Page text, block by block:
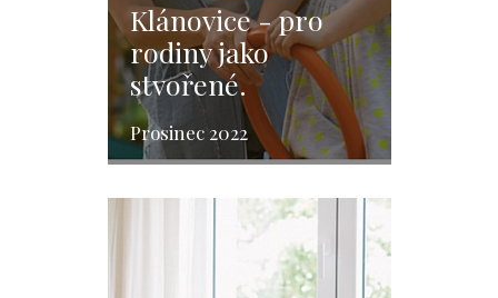
Klánovice - pro
rodiny jako
stvořené.
Prosinec 2022